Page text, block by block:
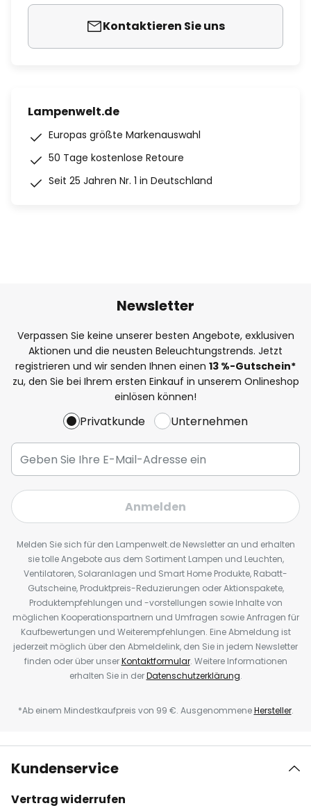
Kontaktieren Sie uns
Lampenwelt.de
Europas größte Markenauswahl
50 Tage kostenlose Retoure
Seit 25 Jahren Nr. 1 in Deutschland
Newsletter
Verpassen Sie keine unserer besten Angebote, exklusiven
Aktionen und die neusten Beleuchtungstrends. Jetzt
registrieren und wir senden Ihnen einen 13 %-Gutschein*
zu, den Sie bei Ihrem ersten Einkauf in unserem Onlineshop
einlösen können!
Privatkunde Unternehmen
Anmelden
Melden Sie sich für den Lampenwelt.de Newsletter an und erhalten
sie tolle Angebote aus dem Sortiment Lampen und Leuchten,
Ventilatoren, Solaranlagen und Smart Home Produkte, Rabatt-
Gutscheine, Produktpreis-Reduzierungen oder Aktionspakete,
Produktempfehlungen und -vorstellungen sowie Inhalte von
möglichen Kooperationspartnern und Umfragen sowie Anfragen für
Kaufbewertungen und Weiterempfehlungen. Eine Abmeldung ist
jederzeit möglich über den Abmeldelink, den Sie in jedem Newsletter
finden oder über unserKontaktformular. Weitere Informationen
erhalten Sie in derDatenschutzerklärung.
*Ab einem Mindestkaufpreis von 99 €. AusgenommeneHersteller.
Kundenservice
Vertrag widerrufen